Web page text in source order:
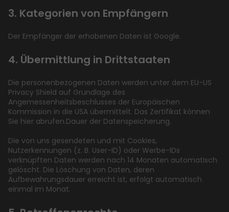
3. Kategorien von Empfängern
Der Empfänger der erhobenen Daten ist Google.
4. Übermittlung in Drittstaaten
Die personenbezogenen Daten werden unter dem EU-US
Privacy Shield auf Grundlage des
Angemessenheitsbeschlusses der Europäischen
Kommission in die USA übermittelt. Das Zertifikat können
Sie hier abrufen.Dauer der Datenspeicherung.
Die von uns gesendeten und mit Cookies,
Nutzerkennungen (z. B. User-ID) oder Werbe-IDs
verknüpften Daten werden nach 14 Monaten automatisch
gelöscht. Die Löschung von Daten, deren
Aufbewahrungsdauer erreicht ist, erfolgt automatisch
einmal im Monat.